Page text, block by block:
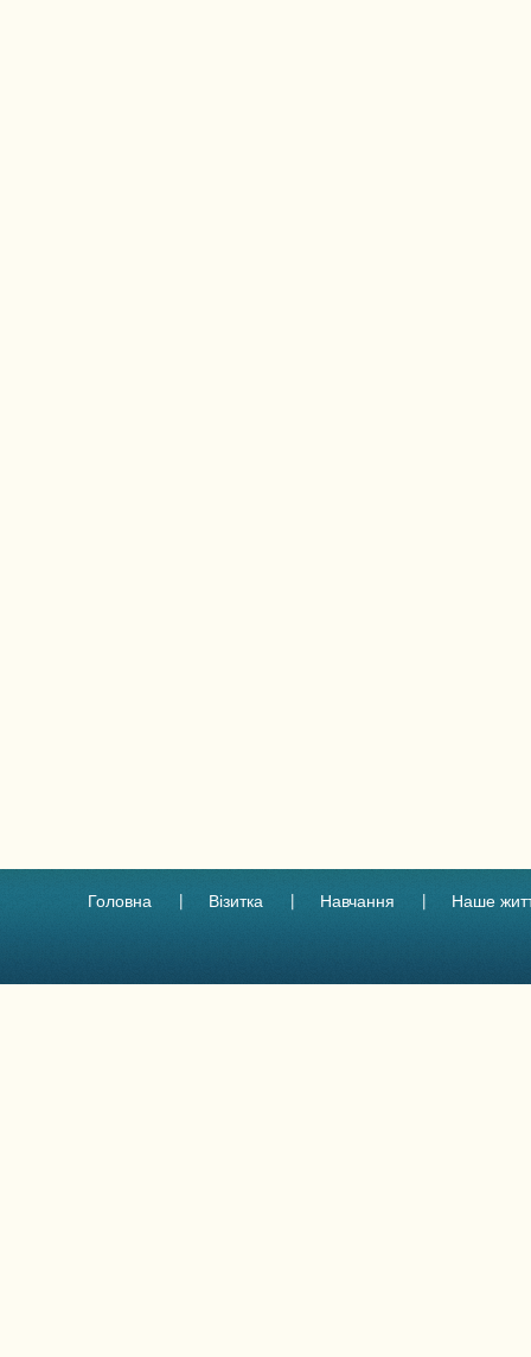
Головна Візитка Навчання Наше